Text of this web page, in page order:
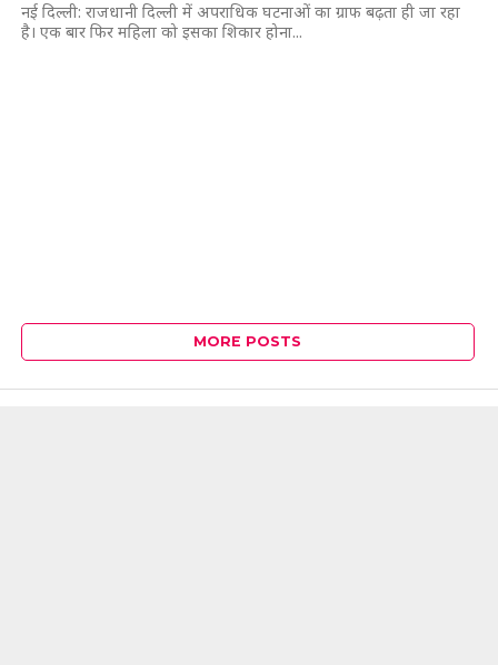
नई दिल्ली: राजधानी दिल्ली में अपराधिक घटनाओं का ग्राफ बढ़ता ही जा रहा
है। एक बार फिर महिला को इसका शिकार होना...
MORE POSTS